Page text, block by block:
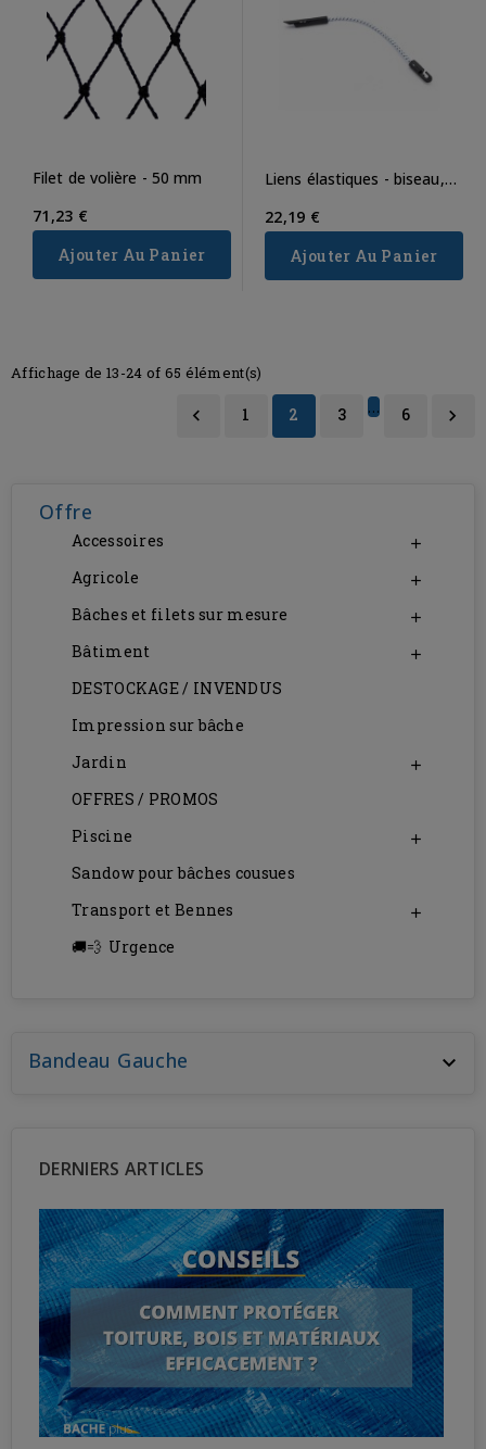
Filet de volière - 50 mm
71,23 €
Ajouter Au Panier
Liens élastiques - biseau,
22,19 €
Ajouter Au Panier
Affichage de 13-24 of 65 élément(s)
 1 2 3 … 6 
Offre
Accessoires 
Agricole 
Bâches et filets sur mesure 
Bâtiment 
DESTOCKAGE / INVENDUS
Impression sur bâche
Jardin

OFFRES / PROMOS
Piscine

Sandow pour bâches cousues
Transport et Bennes

Urgence
Bandeau Gauche 
DERNIERS ARTICLES